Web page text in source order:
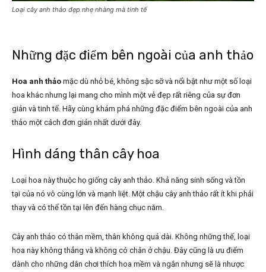
Loại cây anh thảo đẹp nhẹ nhàng mà tinh tế
Những đặc điểm bên ngoài của anh thảo
Hoa anh thảo mặc dù nhỏ bé, không sặc sỡ và nổi bật như một số loại
hoa khác nhưng lại mang cho mình một vẻ đẹp rất riêng của sự đơn
giản và tinh tế. Hãy cùng khám phá những đặc điểm bên ngoài của anh
thảo một cách đơn giản nhất dưới đây.
Hình dáng thân cây hoa
Loại hoa này thuộc họ giống cây anh thảo. Khả năng sinh sống và tồn
tại của nó vô cùng lớn và mạnh liệt. Một chậu cây anh thảo rất ít khi phải
thay và có thể tồn tại lên đến hàng chục năm.
Cây anh thảo có thân mềm, thân không quá dài. Không những thế, loại
hoa này không thẳng và không có chân ở chậu. Đây cũng là ưu điểm
dành cho những dân chơi thích hoa mềm và ngắn nhưng sẽ là nhược